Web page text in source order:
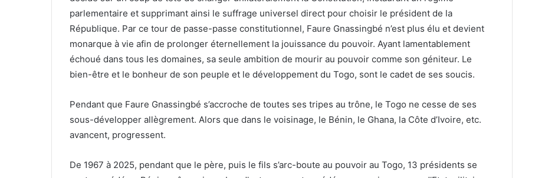
parlementaire et supprimant ainsi le suffrage universel direct pour choisir le président de la
République. Par ce tour de passe-passe constitutionnel, Faure Gnassingbé n’est plus élu et devient
monarque à vie afin de prolonger éternellement la jouissance du pouvoir. Ayant lamentablement
échoué dans tous les domaines, sa seule ambition de mourir au pouvoir comme son géniteur. Le
bien-être et le bonheur de son peuple et le développement du Togo, sont le cadet de ses soucis.
Pendant que Faure Gnassingbé s’accroche de toutes ses tripes au trône, le Togo ne cesse de ses
sous-développer allègrement. Alors que dans le voisinage, le Bénin, le Ghana, la Côte d’Ivoire, etc.
avancent, progressent.
De 1967 à 2025, pendant que le père, puis le fils s’arc-boute au pouvoir au Togo, 13 présidents se